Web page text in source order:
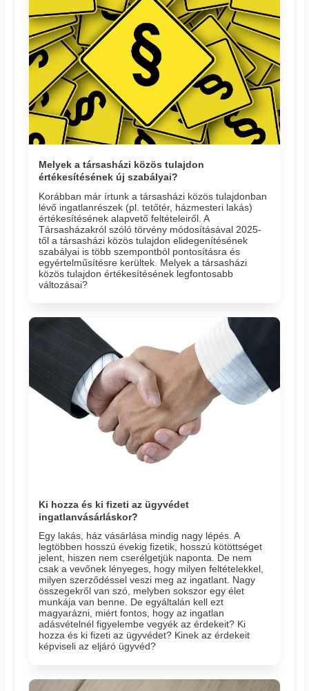
Melyek a társasházi közös tulajdon
értékesítésének új szabályai?
Korábban már írtunk a társasházi közös tulajdonban
lévő ingatlanrészek (pl. tetőtér, házmesteri lakás)
értékesítésének alapvető feltételeiről. A
Társasházakról szóló törvény módosításával 2025-
től a társasházi közös tulajdon elidegenítésének
szabályai is több szempontból pontosításra és
egyértelműsítésre kerültek. Melyek a társasházi
közös tulajdon értékesítésének legfontosabb
változásai?
Ki hozza és ki fizeti az ügyvédet
ingatlanvásárláskor?
Egy lakás, ház vásárlása mindig nagy lépés. A
legtöbben hosszú évekig fizetik, hosszú kötöttséget
jelent, hiszen nem cserélgetjük naponta. De nem
csak a vevőnek lényeges, hogy milyen feltételekkel,
milyen szerződéssel veszi meg az ingatlant. Nagy
összegekről van szó, melyben sokszor egy élet
munkája van benne. De egyáltalán kell ezt
magyarázni, miért fontos, hogy az ingatlan
adásvételnél figyelembe vegyék az érdekeit? Ki
hozza és ki fizeti az ügyvédet? Kinek az érdekeit
képviseli az eljáró ügyvéd?